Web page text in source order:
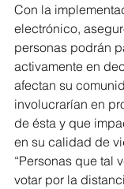
Con la
electrónico,
personas podrán
activamente en
afectan su
involucrarían en
de ésta y que
en su calidad de
“Personas que tal
votar por la